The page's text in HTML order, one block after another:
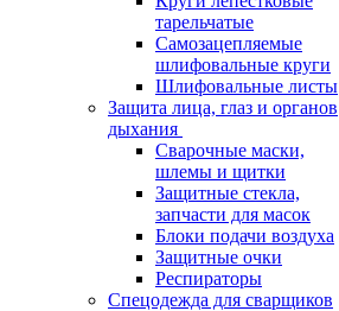
тарельчатые
Самозацепляемые
шлифовальные круги
Шлифовальные листы
Защита лица, глаз и органов
дыхания
Сварочные маски,
шлемы и щитки
Защитные стекла,
запчасти для масок
Блоки подачи воздуха
Защитные очки
Респираторы
Спецодежда для сварщиков